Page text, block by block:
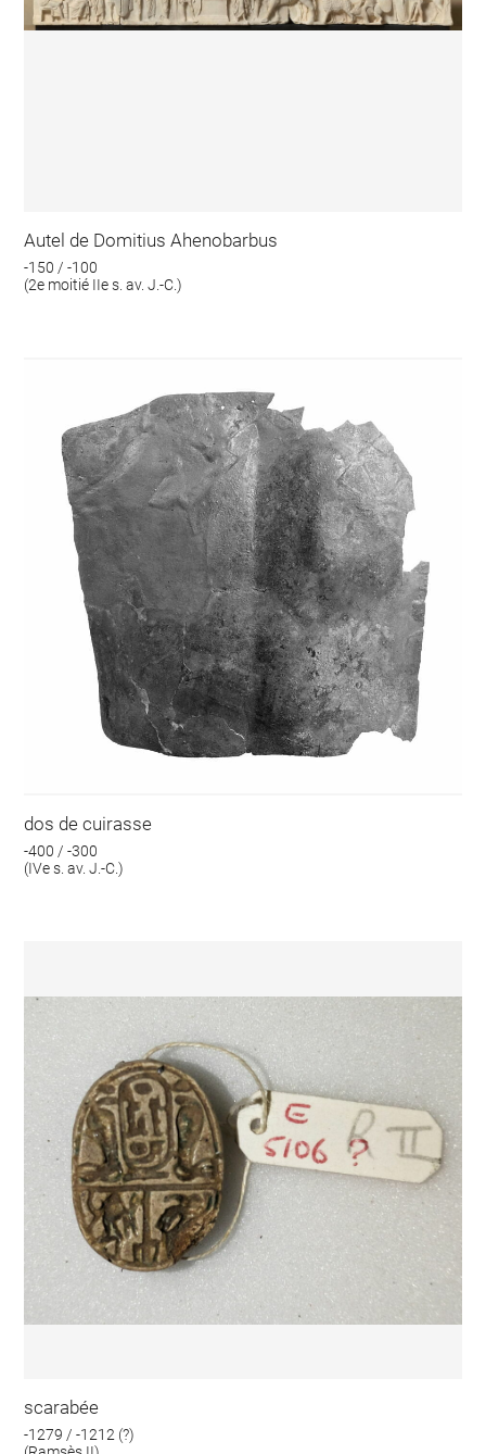
Autel de Domitius Ahenobarbus
-150 / -100
(2e moitié IIe s. av. J.-C.)
dos de cuirasse
-400 / -300
(IVe s. av. J.-C.)
scarabée
-1279 / -1212 (?)